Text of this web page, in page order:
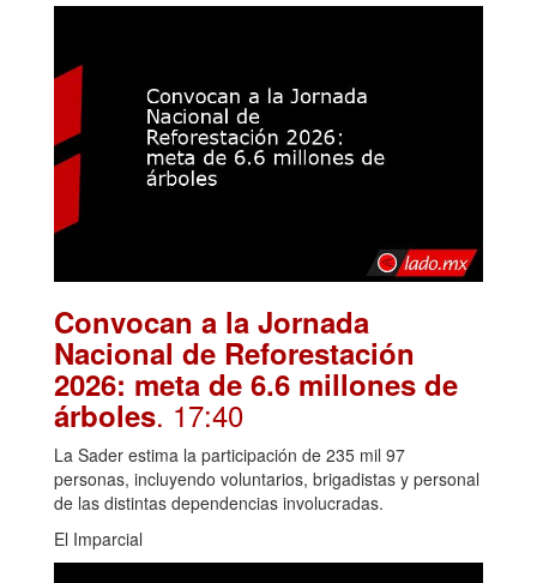
Convocan a la Jornada
Nacional de Reforestación
2026: meta de 6.6 millones de
árboles. 17:40
La Sader estima la participación de 235 mil 97
personas, incluyendo voluntarios, brigadistas y personal
de las distintas dependencias involucradas.
El Imparcial